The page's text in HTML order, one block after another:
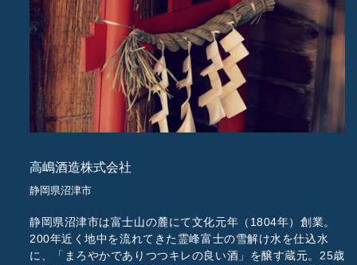
高嶋酒造株式会社
静岡県沼津市
静岡県沼津市は富士山の麓にて文化元年（1804年）創業。
200年近く地中を流れてきた霊峰富士の雪解け水を仕込水
に、「まろやかでありつつキレの良い酒」を醸す蔵元。25歳